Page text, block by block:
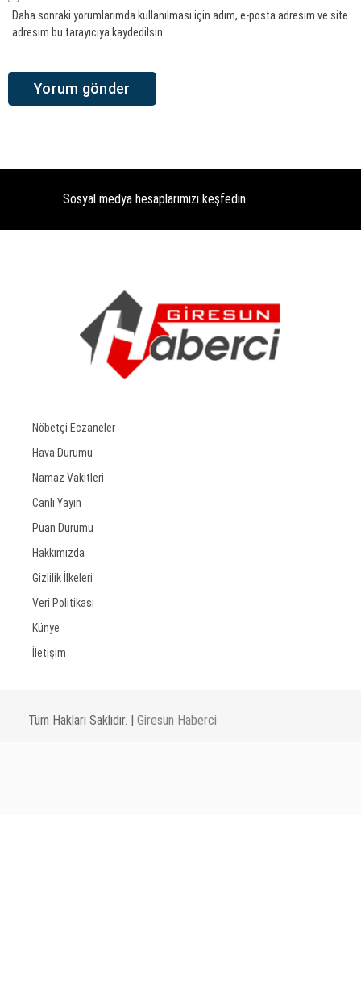
Daha sonraki yorumlarımda kullanılması için adım, e-posta adresim ve site
adresim bu tarayıcıya kaydedilsin.
Sosyal medya hesaplarımızı keşfedin
Nöbetçi Eczaneler
Hava Durumu
Namaz Vakitleri
Canlı Yayın
Puan Durumu
Hakkımızda
Gizlilik İlkeleri
Veri Politikası
Künye
İletişim
Tüm Hakları Saklıdır. | Giresun Haberci